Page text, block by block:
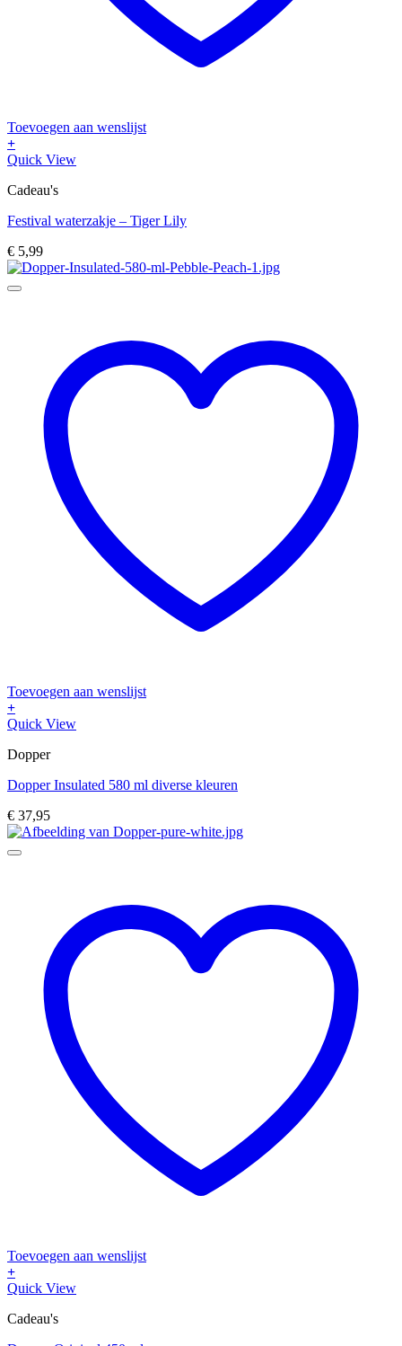
Toevoegen aan wenslijst
+
Quick View
Cadeau's
Festival waterzakje – Tiger Lily
€ 5,99
Toevoegen aan wenslijst
+
Dit
heeft
variaties.
optie
kan
gekozen
productpagina
Quick View
Dopper
Dopper Insulated 580 ml diverse kleuren
€ 37,95
Toevoegen aan wenslijst
+
Dit
heeft
Quick View
Cadeau's